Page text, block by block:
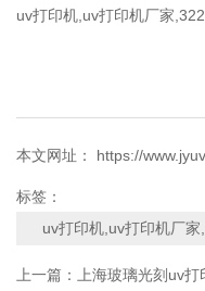
uv打印机,uv打印机厂家
本文网址： https://
标签：
uv打印机,uv打印机厂
上一篇： 上海玻璃光刻uv